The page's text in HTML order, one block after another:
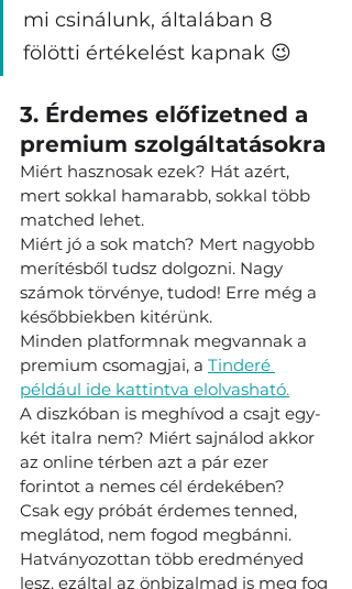
mi csinálunk, általában 8
fölötti értékelést kapnak 😉
3. Érdemes előfizetned a
premium szolgáltatásokra
Miért hasznosak ezek? Hát azért,
mert sokkal hamarabb, sokkal több
matched lehet.
Miért jó a sok match? Mert nagyobb
merítésből tudsz dolgozni. Nagy
számok törvénye, tudod! Erre még a
későbbiekben kitérünk.
Minden platformnak megvannak a
premium csomagjai, a Tinderé
például ide kattintva elolvasható.
A diszkóban is meghívod a csajt egy-
két italra nem? Miért sajnálod akkor
az online térben azt a pár ezer
forintot a nemes cél érdekében?
Csak egy próbát érdemes tenned,
meglátod, nem fogod megbánni.
Hatványozottan több eredményed
lesz, ezáltal az önbizalmad is meg fog